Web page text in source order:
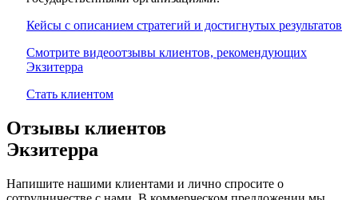
Кейсы с описанием стратегий и достигнутых результатов
Смотрите видеоотзывы клиентов, рекомендующих
Экзитерра
Стать клиентом
Отзывы клиентов
Экзитерра
Напишите нашими клиентами и лично спросите о